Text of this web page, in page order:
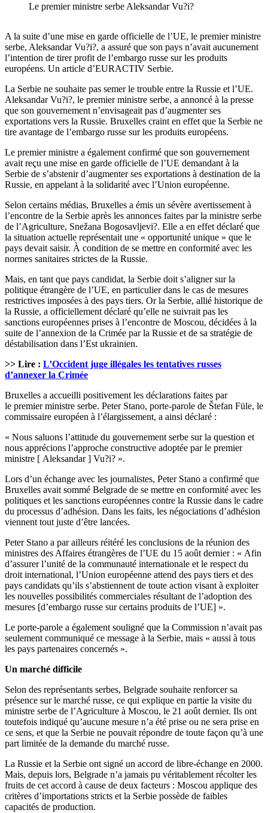
Le premier ministre serbe Aleksandar Vu?i?
A la suite d’une mise en garde officielle de l’UE, le premier ministre
serbe, Aleksandar Vu?i?, a assuré que son pays n’avait aucunement
l’intention de tirer profit de l’embargo russe sur les produits
européens. Un article d’EURACTIV Serbie.
La Serbie ne souhaite pas semer le trouble entre la Russie et l’UE.
Aleksandar Vu?i?, le premier ministre serbe, a annoncé à la presse
que son gouvernement n’envisageait pas d’augmenter ses
exportations vers la Russie. Bruxelles craint en effet que la Serbie ne
tire avantage de l’embargo russe sur les produits européens.
Le premier ministre a également confirmé que son gouvernement
avait reçu une mise en garde officielle de l’UE demandant à la
Serbie de s’abstenir d’augmenter ses exportations à destination de la
Russie, en appelant à la solidarité avec l’Union européenne.
Selon certains médias, Bruxelles a émis un sévère avertissement à
l’encontre de la Serbie après les annonces faites par la ministre serbe
de l’Agriculture, Snežana Bogosavljevi?. Elle a en effet déclaré que
la situation actuelle représentait une « opportunité unique » que le
pays devait saisir. À condition de se mettre en conformité avec les
normes sanitaires strictes de la Russie.
Mais, en tant que pays candidat, la Serbie doit s’aligner sur la
politique étrangère de l’UE, en particulier dans le cas de mesures
restrictives imposées à des pays tiers. Or la Serbie, allié historique de
la Russie, a officiellement déclaré qu’elle ne suivrait pas les
sanctions européennes prises à l’encontre de Moscou, décidées à la
suite de l’annexion de la Crimée par la Russie et de sa stratégie de
déstabilisation dans l’Est ukrainien.
>> Lire : L’Occident juge illégales les tentatives russes
d’annexer la Crimée
Bruxelles a accueilli positivement les déclarations faites par
le premier ministre serbe. Peter Stano, porte-parole de Štefan Füle, le
commissaire européen à l’élargissement, a ainsi déclaré :
« Nous saluons l’attitude du gouvernement serbe sur la question et
nous apprécions l’approche constructive adoptée par le premier
ministre [ Aleksandar ] Vu?i? ».
Lors d’un échange avec les journalistes, Peter Stano a confirmé que
Bruxelles avait sommé Belgrade de se mettre en conformité avec les
politiques et les sanctions européennes contre la Russie dans le cadre
du processus d’adhésion. Dans les faits, les négociations d’adhésion
viennent tout juste d’être lancées.
Peter Stano a par ailleurs réitéré les conclusions de la réunion des
ministres des Affaires étrangères de l’UE du 15 août dernier : « Afin
d’assurer l’unité de la communauté internationale et le respect du
droit international, l’Union européenne attend des pays tiers et des
pays candidats qu’ils s’abstiennent de toute action visant à exploiter
les nouvelles possibilités commerciales résultant de l’adoption des
mesures [d’embargo russe sur certains produits de l’UE] ».
Le porte-parole a également souligné que la Commission n’avait pas
seulement communiqué ce message à la Serbie, mais « aussi à tous
les pays partenaires concernés ».
Un marché difficile
Selon des représentants serbes, Belgrade souhaite renforcer sa
présence sur le marché russe, ce qui explique en partie la visite du
ministre serbe de l’Agriculture à Moscou, le 21 août dernier. Ils ont
toutefois indiqué qu’aucune mesure n’a été prise ou ne sera prise en
ce sens, et que la Serbie ne pouvait répondre de toute façon qu’à une
part limitée de la demande du marché russe.
La Russie et la Serbie ont signé un accord de libre-échange en 2000.
Mais, depuis lors, Belgrade n’a jamais pu véritablement récolter les
fruits de cet accord à cause de deux facteurs : Moscou applique des
critères d’importations stricts et la Serbie possède de faibles
capacités de production.